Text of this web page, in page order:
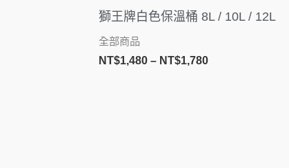
獅王牌白色保溫桶 8L / 10L / 12L
全部商品
NT$1,480 – NT$1,780
圍：